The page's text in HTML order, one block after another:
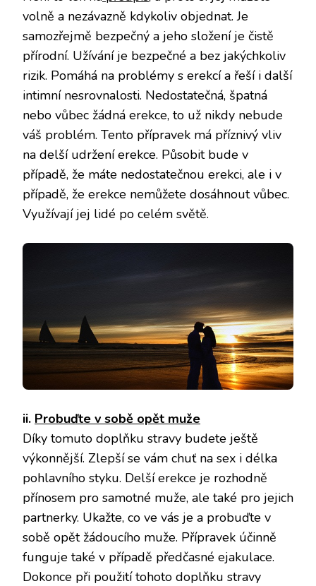
volně a nezávazně kdykoliv objednat. Je
samozřejmě bezpečný a jeho složení je čistě
přírodní. Užívání je bezpečné a bez jakýchkoliv
rizik. Pomáhá na problémy s erekcí a řeší i další
intimní nesrovnalosti. Nedostatečná, špatná
nebo vůbec žádná erekce, to už nikdy nebude
váš problém. Tento přípravek má příznivý vliv
na delší udržení erekce. Působit bude v
případě, že máte nedostatečnou erekci, ale i v
případě, že erekce nemůžete dosáhnout vůbec.
Využívají jej lidé po celém světě.
ii. Probuďte v sobě opět muže
Díky tomuto doplňku stravy budete ještě
výkonnější. Zlepší se vám chuť na sex i délka
pohlavního styku. Delší erekce je rozhodně
přínosem pro samotné muže, ale také pro jejich
partnerky. Ukažte, co ve vás je a probuďte v
sobě opět žádoucího muže. Přípravek účinně
funguje také v případě předčasné ejakulace.
Dokonce při použití tohoto doplňku stravy